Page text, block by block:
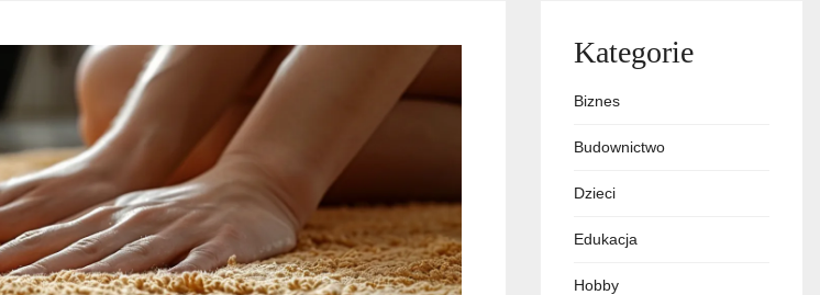
Kategorie
Biznes
Budownictwo
Dzieci
Edukacja
Hobby